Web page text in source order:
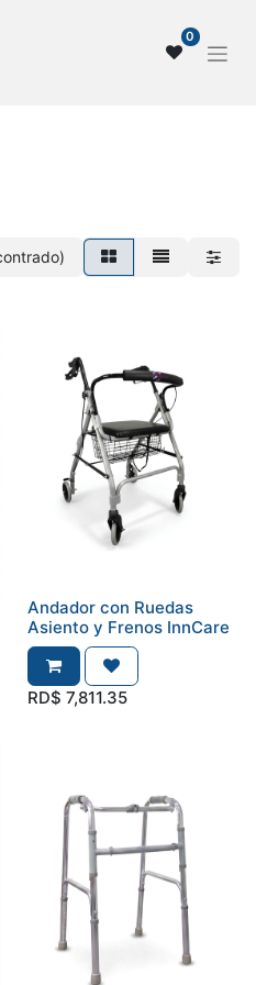
0
Andador con Ruedas
Asiento y Frenos InnCare
RD$ 7,811.35